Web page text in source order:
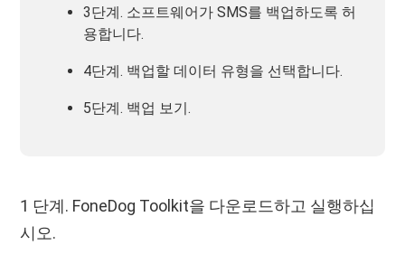
3단계. 소프트웨어가 SMS를 백업하도록 허
용합니다.
4단계. 백업할 데이터 유형을 선택합니다.
5단계. 백업 보기.
1 단계. FoneDog Toolkit을 다운로드하고 실행하십
시오.